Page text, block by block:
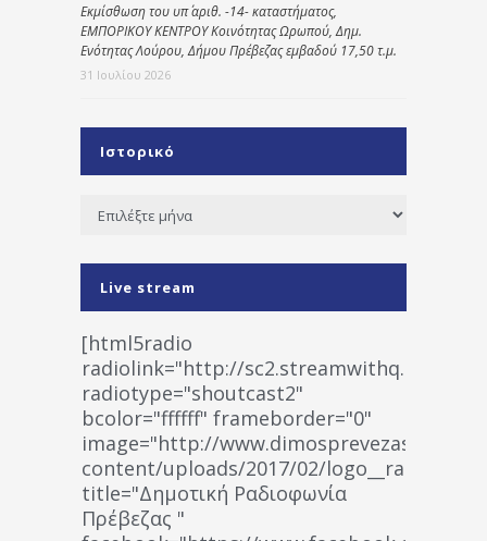
Εκμίσθωση του υπ΄ αριθ. -14- καταστήματος,
ΕΜΠΟΡΙΚΟΥ ΚΕΝΤΡΟΥ Κοινότητας Ωρωπού, Δημ.
Ενότητας Λούρου, Δήμου Πρέβεζας εμβαδού 17,50 τ.μ.
31 Ιουλίου 2026
Ιστορικό
Ιστορικό
Live stream
[html5radio
radiolink="http://
radiotype="shoutcast2"
bcolor="ffffff" frameborder="0"
image="http://www.dimosprevezas.gr/wp-
content/uploads/2017/02/
title="Δημοτική Ραδιοφωνία
Πρέβεζας "